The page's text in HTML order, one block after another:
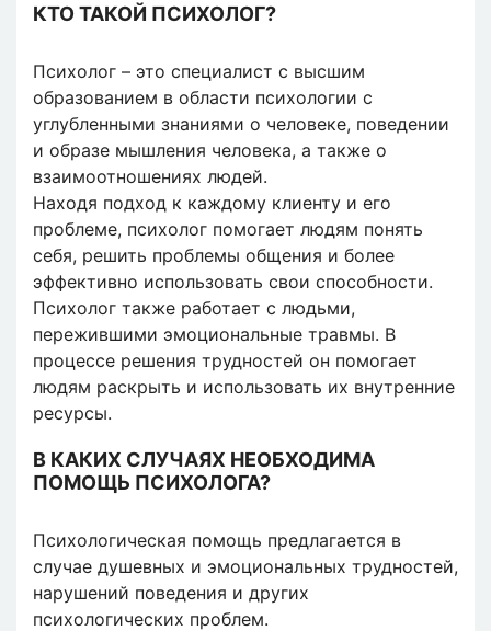
КТО ТАКОЙ ПСИХОЛОГ?
Психолог – это специалист с высшим
образованием в области психологии с
углубленными знаниями о человеке, поведении
и образе мышления человека, а также о
взаимоотношениях людей.
Находя подход к каждому клиенту и его
проблеме, психолог помогает людям понять
себя, решить проблемы общения и более
эффективно использовать свои способности.
Психолог также работает с людьми,
пережившими эмоциональные травмы. В
процессе решения трудностей он помогает
людям раскрыть и использовать их внутренние
ресурсы.
В КАКИХ СЛУЧАЯХ НЕОБХОДИМА
ПОМОЩЬ ПСИХОЛОГА?
Психологическая помощь предлагается в
случае душевных и эмоциональных трудностей,
нарушений поведения и других
психологических проблем.